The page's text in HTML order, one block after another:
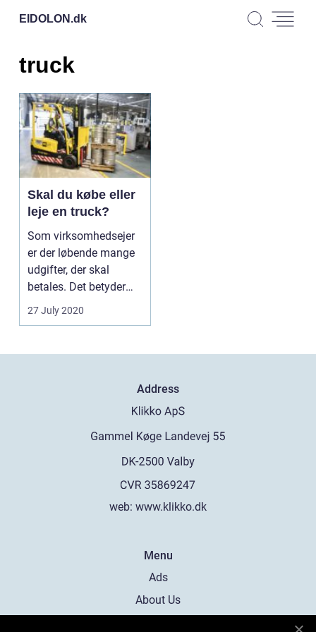
EIDOLON.dk
truck
Skal du købe eller
leje en truck?
Som virksomhedsejer
er der løbende mange
udgifter, der skal
betales. Det betyder
selvfø...
27 July 2020
Address
web: www.klikko.dk
Menu
Ads
About Us